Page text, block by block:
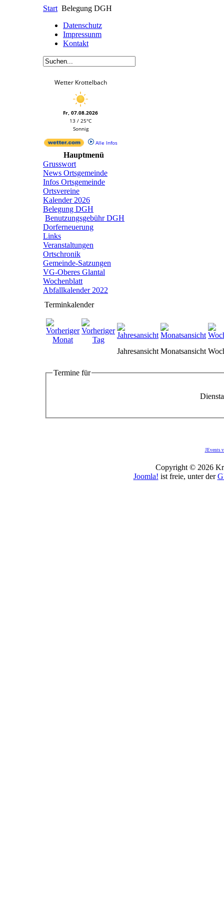
Start Belegung DGH
Datenschutz
Impressunm
Kontakt
Wetter Krottelbach
Fr, 07.08.2026
13 / 25°C
Sonnig
Alle Infos
Hauptmenü
Grusswort
News Ortsgemeinde
Infos Ortsgemeinde
Ortsvereine
Kalender 2026
Belegung DGH
Benutzungsgebühr DGH
Dorferneuerung
Links
Veranstaltungen
Ortschronik
Gemeinde-Satzungen
VG-Oberes Glantal
Wochenblatt
Abfallkalender 2022
Terminkalender
Jahresansicht Monatsansicht
Termine für
JEvents
Copyright © 2026
Joomla! ist freie, unter der